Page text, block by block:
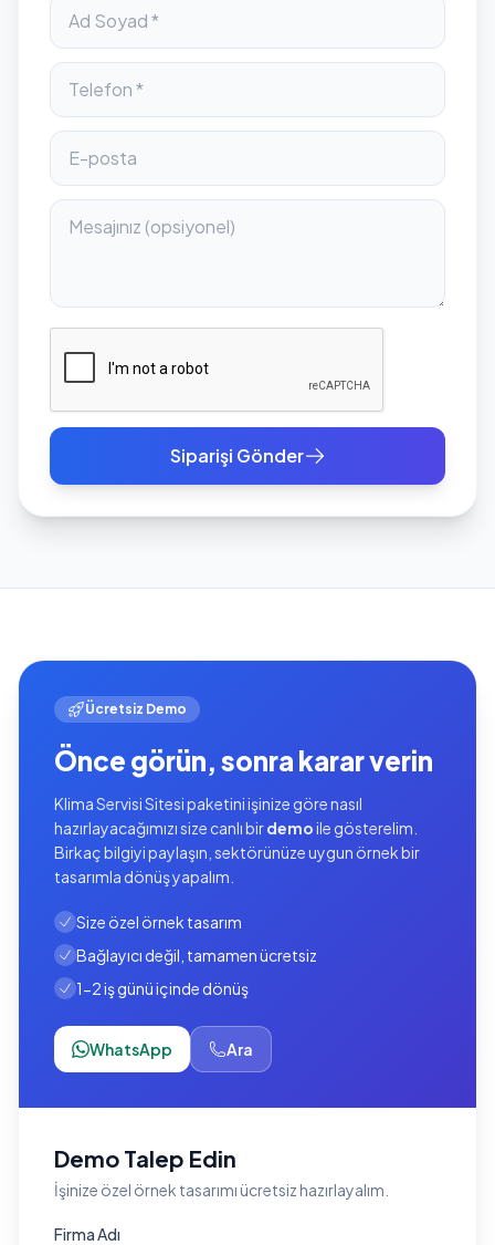
Siparişi Gönder
Ücretsiz Demo
Önce görün, sonra karar verin
Klima Servisi Sitesi paketini işinize göre nasıl
hazırlayacağımızı size canlı birdemoile gösterelim.
Birkaç bilgiyi paylaşın, sektörünüze uygun örnek bir
tasarımla dönüş yapalım.
Size özel örnek tasarım
Bağlayıcı değil, tamamen ücretsiz
1-2 iş günü içinde dönüş
WhatsApp Ara
Demo Talep Edin
İşinize özel örnek tasarımı ücretsiz hazırlayalım.
Firma Adı